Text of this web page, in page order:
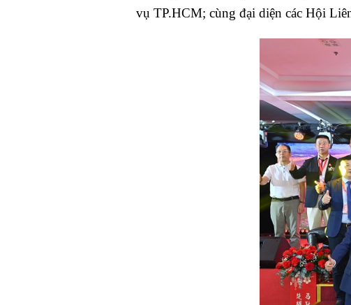
vụ TP.HCM; cùng đại diện các Hội